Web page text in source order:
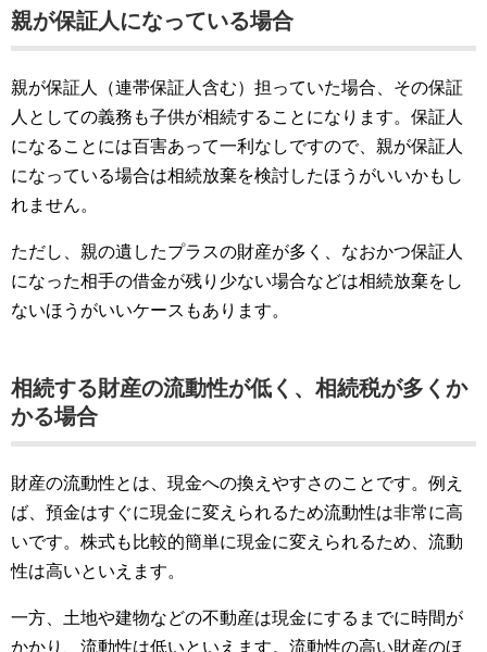
親が保証人になっている場合
親が保証人（連帯保証人含む）担っていた場合、その保証
人としての義務も子供が相続することになります。保証人
になることには百害あって一利なしですので、親が保証人
になっている場合は相続放棄を検討したほうがいいかもし
れません。
ただし、親の遺したプラスの財産が多く、なおかつ保証人
になった相手の借金が残り少ない場合などは相続放棄をし
ないほうがいいケースもあります。
相続する財産の流動性が低く、相続税が多くか
かる場合
財産の流動性とは、現金への換えやすさのことです。例え
ば、預金はすぐに現金に変えられるため流動性は非常に高
いです。株式も比較的簡単に現金に変えられるため、流動
性は高いといえます。
一方、土地や建物などの不動産は現金にするまでに時間が
かかり、流動性は低いといえます。流動性の高い財産のほ